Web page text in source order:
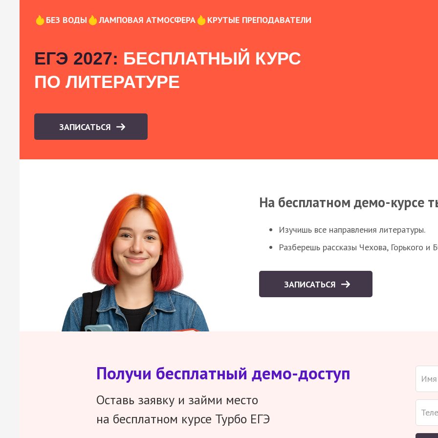
БЕЗ ВОДЫ ЛАМПОВАЯ АТМОСФЕРА КРУТЫЕ ПРЕПОДАВАТЕЛИ
ЕГЭ 2027: БЕСПЛАТНЫЙ КУРС
ПО ЛИТЕРАТУРЕ
ЗАПИСАТЬСЯ
На бесплатном демо-курсе
Изучишь все направления литературы.
Разберешь рассказы Чехова, Горького и
ЗАПИСАТЬСЯ
Получи бесплатный демо-доступ
Оставь заявку и займи место
на бесплатном курсе Турбо ЕГЭ